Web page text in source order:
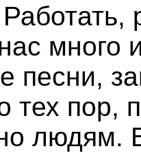
песни,
тех пор,
людям.